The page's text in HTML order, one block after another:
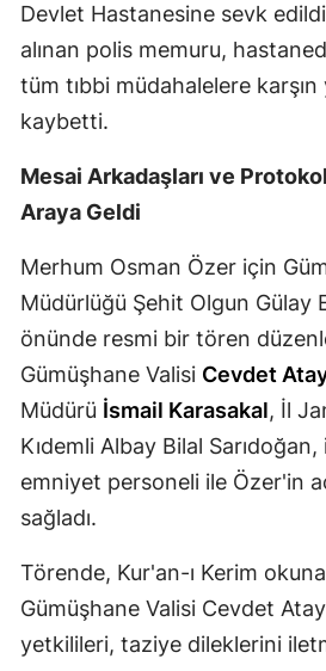
Muş
Rize
Devlet Hastanesine sevk
alınan polis memuru,
tüm tıbbi müdahalelere karşın
kaybetti.
Mesai Arkadaşları ve
Araya Geldi
Merhum Osman Özer için
Müdürlüğü Şehit Olgun Gülay
önünde resmi bir tören
Gümüşhane Valisi Cevdet
Müdürü İsmail Karasakal, İl
Kıdemli Albay Bilal
emniyet personeli ile Özer'in
sağladı.
Törende, Kur'an-ı Kerim
Gümüşhane Valisi Cevdet
yetkilileri, taziye dileklerini